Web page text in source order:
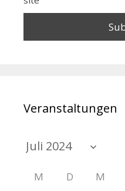
Veranstaltungen
M D M